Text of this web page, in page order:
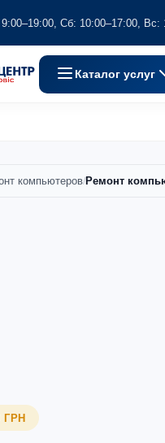
Сб: 10:00–17:00, Вс:
Каталог услуг
компьютеров/Ремонт
ГРН